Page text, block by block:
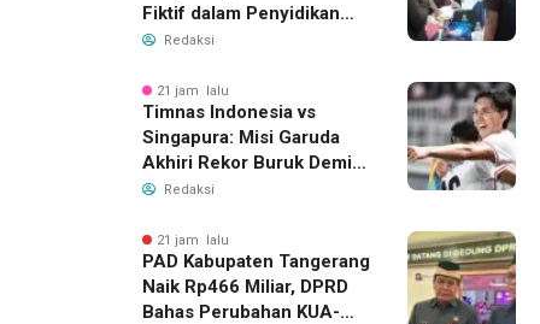
Fiktif dalam Penyidikan
Dana BOP PKBM
Redaksi
21 jam lalu
Timnas Indonesia vs
Singapura: Misi Garuda
Akhiri Rekor Buruk Demi
Tiket Semifinal Piala AFF
Redaksi
21 jam lalu
PAD Kabupaten Tangerang
Naik Rp466 Miliar, DPRD
Bahas Perubahan KUA-